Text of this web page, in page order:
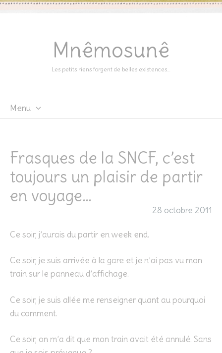
Mnêmosunê
Les petits riens forgent de belles existences…
Menu
Frasques de la SNCF, c’est
toujours un plaisir de partir
en voyage…
28 octobre 2011
Ce soir, j’aurais du partir en week end.
Ce soir, je suis arrivée à la gare et je n’ai pas vu mon
train sur le panneau d’affichage.
Ce soir, je suis allée me renseigner quant au pourquoi
du comment.
Ce soir, on m’a dit que mon train avait été annulé. Sans